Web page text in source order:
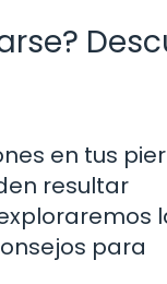
en tus
resultar
para